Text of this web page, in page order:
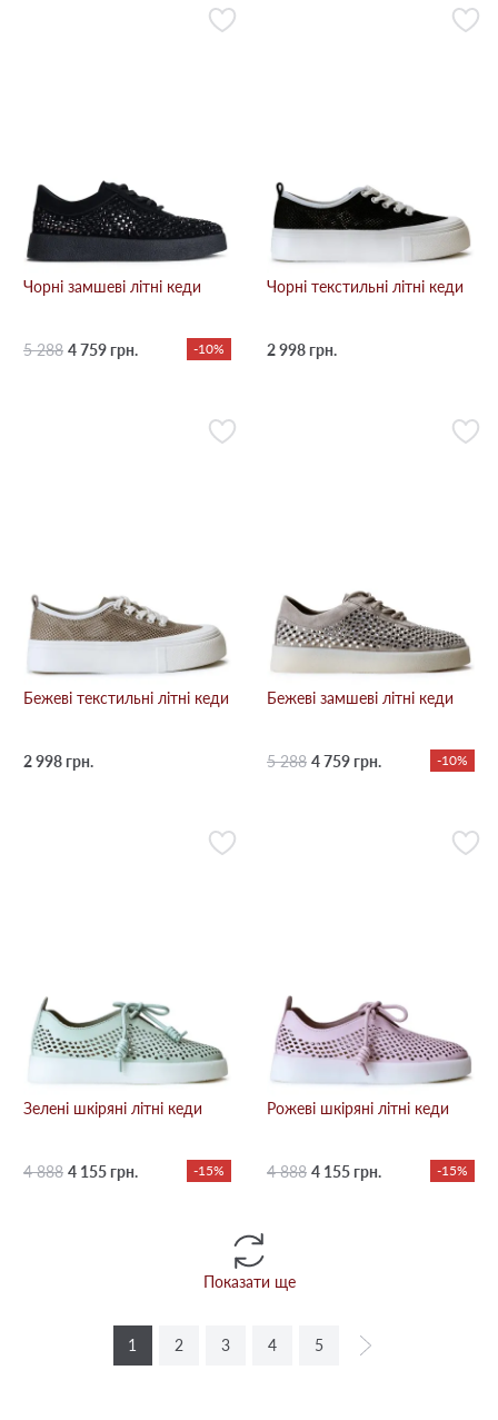
Чорні замшеві літні кеди
5 288 4 759 грн. -10%
Чорні текстильні літні кеди
2 998 грн.
Бежевi текстильні літні кеди
2 998 грн.
Бежевi замшеві літні кеди
5 288 4 759 грн. -10%
Зелені шкіряні літні кеди
4 888 4 155 грн. -15%
Рожеві шкіряні літні кеди
4 888 4 155 грн. -15%
Показати ще
1 2 3 4 5